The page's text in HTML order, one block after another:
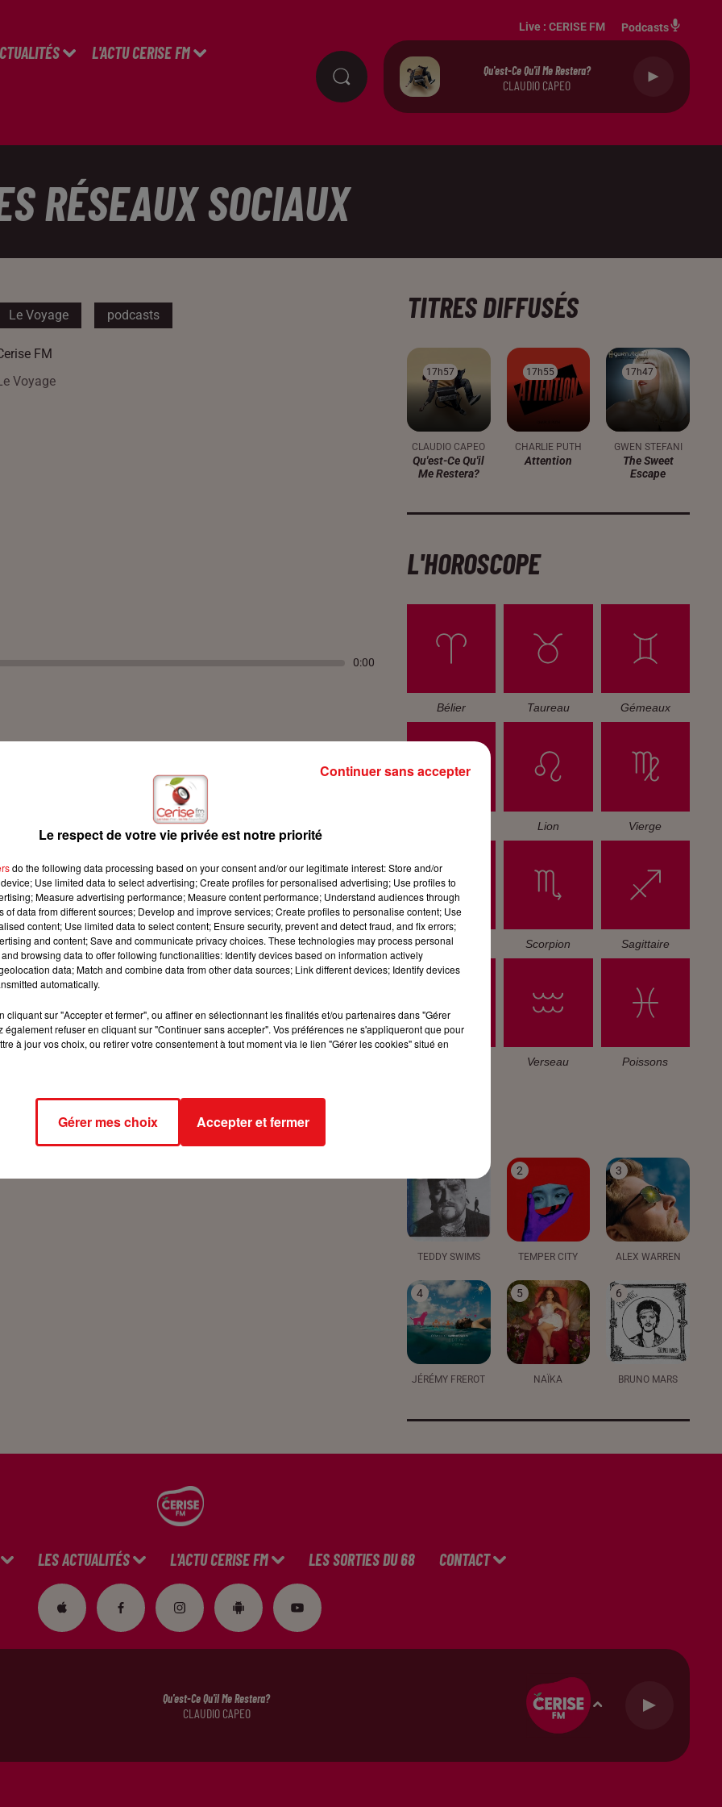
L'ACTU CERISE FM
Live : CERISE FM Podcasts
Qu'est-Ce Qu'il Me Restera?
CLAUDIO CAPEO
RÉSEAUX SOCIAUX
Le Voyage podcasts
FM
Voyage
0:00
TITRES DIFFUSÉS
17h57
17h57
CLAUDIO CAPEO
Qu'est-Ce Qu'il
Me Restera?
17h55
17h55
CHARLIE PUTH
Attention
17h47
17h47
GWEN STEFANI
The Sweet
Escape
L'HOROSCOPE
Bélier Taureau Gémeaux
Lion Vierge
Balance Scorpion Sagittaire
Verseau Poissons
TEDDY SWIMS
2
TEMPER CITY
3
ALEX WARREN
4
JÉRÉMY FREROT
5
NAÏKA
6
BRUNO MARS
LES ACTUALITÉS L'ACTU CERISE FM LES SORTIES DU 68 CONTACT
Qu'est-Ce Qu'il Me Restera?
CLAUDIO CAPEO
Le respect de votre vie privée est notre priorité
do the following data processing based on your consent and/or our legitimate interest: Store and/or
Use limited data to select advertising; Create profiles for personalised advertising; Use profiles to
Measure advertising performance; Measure content performance; Understand audiences through
of data from different sources; Develop and improve services; Create profiles to personalise content; Use
content; Use limited data to select content; Ensure security, prevent and detect fraud, and fix errors;
and content; Save and communicate privacy choices. These technologies may process personal
browsing data to offer following functionalities: Identify devices based on information actively
data; Match and combine data from other data sources; Link different devices; Identify devices
automatically.
cliquant sur "Accepter et fermer", ou affiner en sélectionnant les finalités et/ou partenaires dans "Gérer
également refuser en cliquant sur "Continuer sans accepter". Vos préférences ne s'appliqueront que pour
à jour vos choix, ou retirer votre consentement à tout moment via le lien "Gérer les cookies" situé en
Gérer mes choix Accepter et fermer
Continuer sans accepter